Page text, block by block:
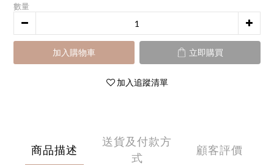
數量
加入購物車 立即購買
加入追蹤清單
商品描述
送貨及付款方
式
顧客評價